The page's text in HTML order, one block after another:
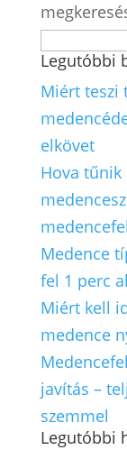
Keresés:
Legutóbbi
Miért teszi
elkövet
Hova tűnik
Medence
fel 1 perc
Miért kell
medence
javítás –
szemmel
Legutóbbi